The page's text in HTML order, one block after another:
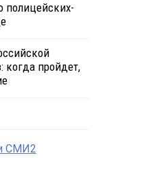
полицейских-
когда пройдет,
СМИ2